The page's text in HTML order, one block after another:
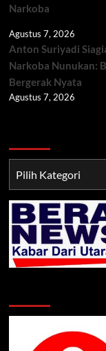
Narkoba
Agustus 7, 2026
Anton Suriyadi
Narkoba Nunukan:
Bergerak Nyata
Agustus 7, 2026
TNI/POLRI